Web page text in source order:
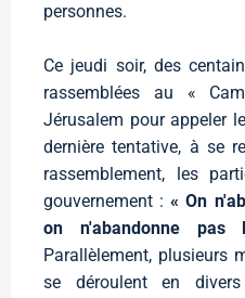
personnes.
Ce jeudi soir, des
rassemblées au «
Jérusalem pour appeler
dernière tentative, à se
rassemblement, les
gouvernement :« On
on n'abandonne
Parallèlement, plusieurs
se déroulent en